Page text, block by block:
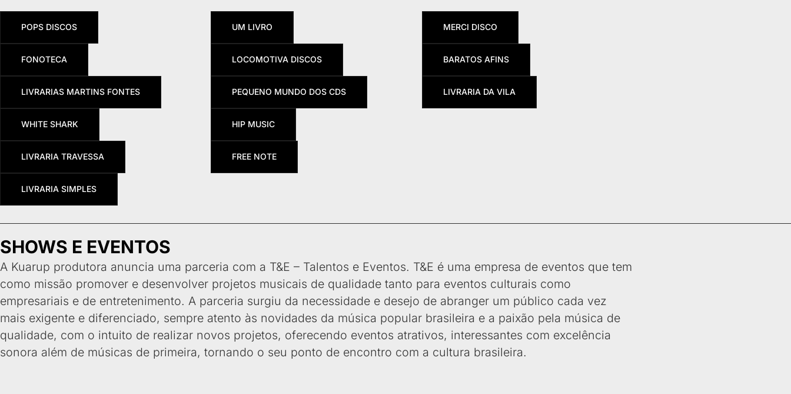
POPS DISCOS
FONOTECA
LIVRARIAS MARTINS FONTES
WHITE SHARK
LIVRARIA TRAVESSA
LIVRARIA SIMPLES
UM LIVRO
LOCOMOTIVA DISCOS
PEQUENO MUNDO DOS CDS
HIP MUSIC
FREE NOTE
MERCI DISCO
BARATOS AFINS
LIVRARIA DA VILA
SHOWS E EVENTOS
A Kuarup produtora anuncia uma parceria com a T&E – Talentos e Eventos. T&E é uma empresa de eventos que tem
como missão promover e desenvolver projetos musicais de qualidade tanto para eventos culturais como
empresariais e de entretenimento. A parceria surgiu da necessidade e desejo de abranger um público cada vez
mais exigente e diferenciado, sempre atento às novidades da música popular brasileira e a paixão pela música de
qualidade, com o intuito de realizar novos projetos, oferecendo eventos atrativos, interessantes com excelência
sonora além de músicas de primeira, tornando o seu ponto de encontro com a cultura brasileira.